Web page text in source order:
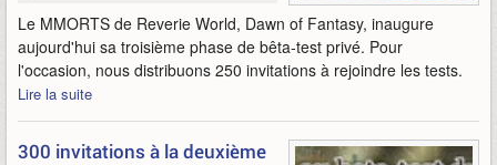
Le MMORTS de Reverie World, Dawn of Fantasy, inaugure
aujourd'hui sa troisième phase de bêta-test privé. Pour
l'occasion, nous distribuons 250 invitations à rejoindre les tests.
Lire la suite
300 invitations à la deuxième